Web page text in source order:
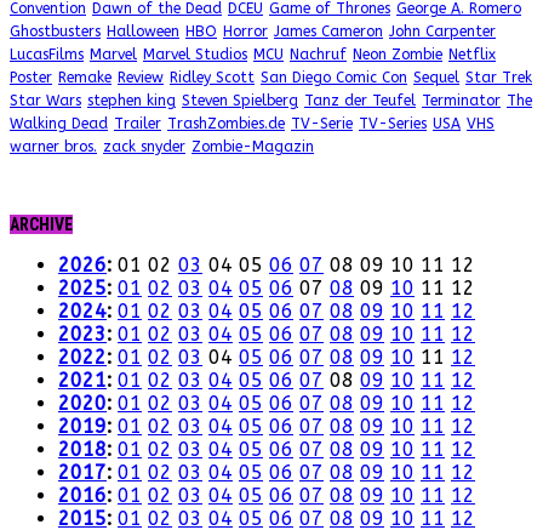
Convention Dawn of the Dead DCEU Game of Thrones George A. Romero
Ghostbusters Halloween HBO Horror James Cameron John Carpenter
LucasFilms Marvel Marvel Studios MCU Nachruf Neon Zombie Netflix
Poster Remake Review Ridley Scott San Diego Comic Con Sequel Star Trek
Star Wars stephen king Steven Spielberg Tanz der Teufel Terminator The
Walking Dead Trailer TrashZombies.de TV-Serie TV-Series USA VHS
warner bros. zack snyder Zombie-Magazin
ARCHIVE
2026: 01 02 03 04 05 06 07 08 09 10 11 12
2025: 01 02 03 04 05 06 07 08 09 10 11 12
2024: 01 02 03 04 05 06 07 08 09 10 11 12
2023: 01 02 03 04 05 06 07 08 09 10 11 12
2022: 01 02 03 04 05 06 07 08 09 10 11 12
2021: 01 02 03 04 05 06 07 08 09 10 11 12
2020: 01 02 03 04 05 06 07 08 09 10 11 12
2019: 01 02 03 04 05 06 07 08 09 10 11 12
2018: 01 02 03 04 05 06 07 08 09 10 11 12
2017: 01 02 03 04 05 06 07 08 09 10 11 12
2016: 01 02 03 04 05 06 07 08 09 10 11 12
2015: 01 02 03 04 05 06 07 08 09 10 11 12